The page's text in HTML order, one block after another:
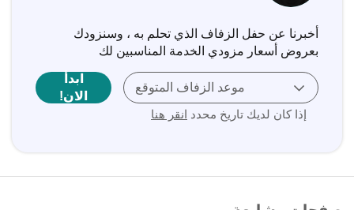
أخبرنا عن حفل الزفاف الذي تحلم به ، وسنزودك
بعروض أسعار مزودي الخدمة المناسبين لك
موعد الزفاف المتوقع
إذا كان لديك تاريخ محدد انقر هنا
ابدأ
الان!